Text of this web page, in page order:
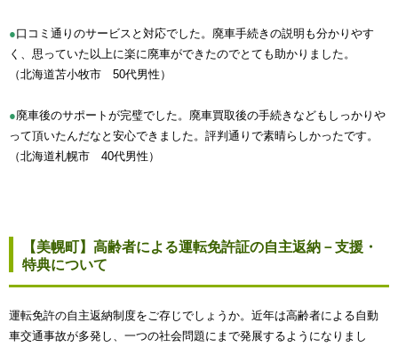
●口コミ通りのサービスと対応でした。廃車手続きの説明も分かりやす
く、思っていた以上に楽に廃車ができたのでとても助かりました。
（北海道苫小牧市 50代男性）
●廃車後のサポートが完璧でした。廃車買取後の手続きなどもしっかりや
って頂いたんだなと安心できました。評判通りで素晴らしかったです。
（北海道札幌市 40代男性）
【美幌町】高齢者による運転免許証の自主返納－支援・
特典について
運転免許の自主返納制度をご存じでしょうか。近年は高齢者による自動
車交通事故が多発し、一つの社会問題にまで発展するようになりまし